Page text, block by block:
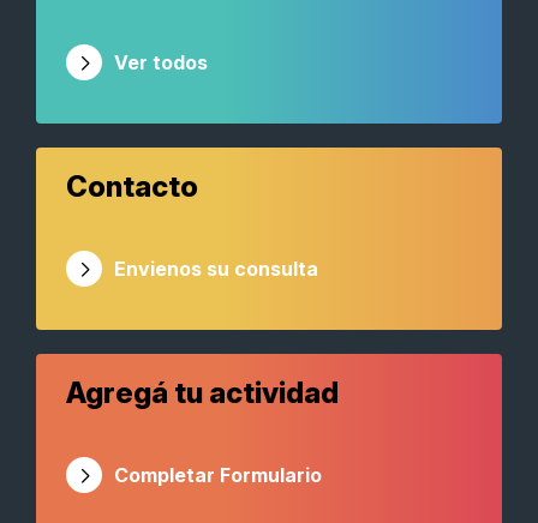
Ver todos
Contacto
Envienos su consulta
Agregá tu actividad
Completar Formulario